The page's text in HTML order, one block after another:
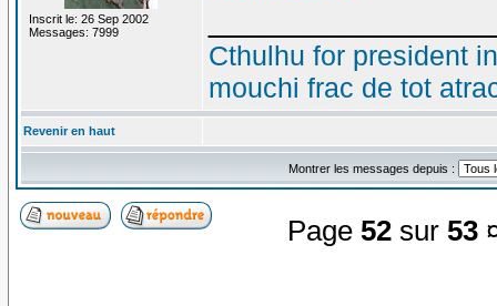
Inscrit le: 26 Sep 2002
Messages: 7999
Cthulhu for president
mouchi frac de tot
Revenir en haut
Montrer les messages depuis :
Page 52 sur 53